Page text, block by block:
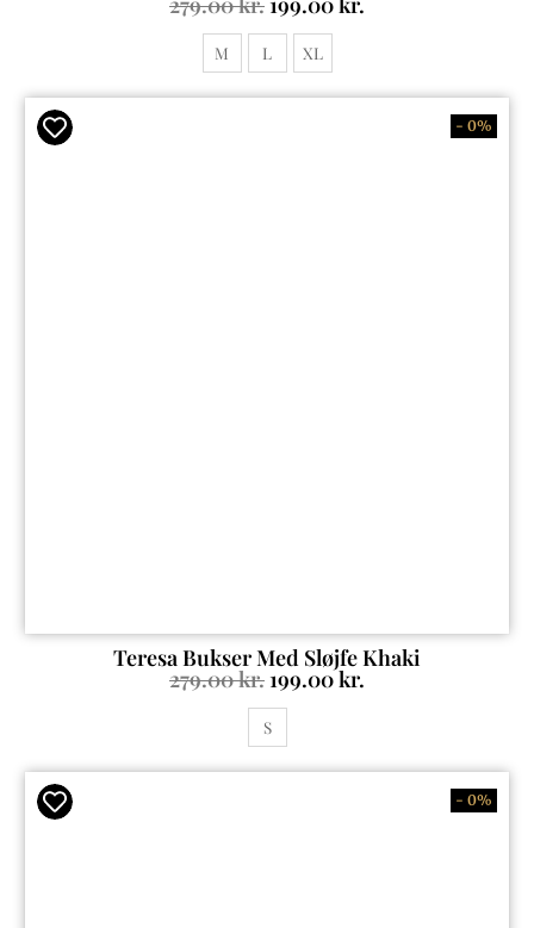
M L XL
- 0%
Teresa Bukser Med Sløjfe Khaki
279.00kr.199.00kr.
S
- 0%